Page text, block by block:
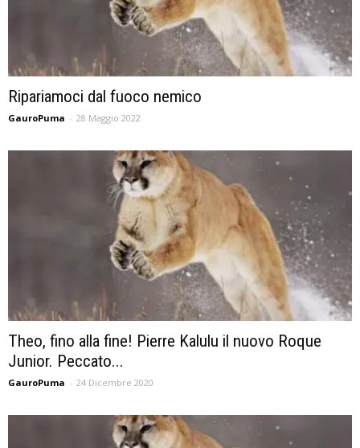
Ripariamoci dal fuoco nemico
GauroPuma - 28 Maggio 2022
Theo, fino alla fine! Pierre Kalulu il nuovo Roque
Junior. Peccato...
GauroPuma - 24 Dicembre 2020